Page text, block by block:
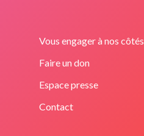
Vous engager à nos côtés
Faire un don
Espace presse
Contact